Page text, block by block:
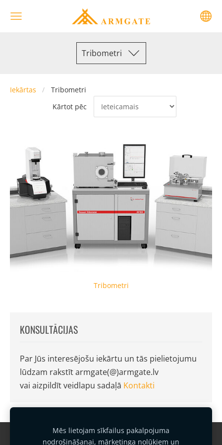
Tribometri
KONSULTĀCIJAS
Par Jūs interesējošu iekārtu un tās pielietojumu
lūdzam rakstīt armgate(@)armgate.lv
vai aizpildīt veidlapu sadaļā Kontakti
Iekārtas
Tribometri
Kārtot pēc
Tribometri
Garantijas noteikumi Kontakti
Mēs lietojam sīkfailus pakalpojuma
nodrošināšanai, mārketinga nolūkiem un